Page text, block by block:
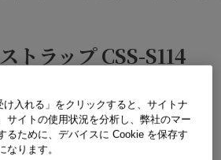
トラップ CSS-S114
け入れる」をクリックすると、サイトナ
サイトの使用状況を分析し、弊社のマー
るために、デバイスに Cookie を保存す
なります。